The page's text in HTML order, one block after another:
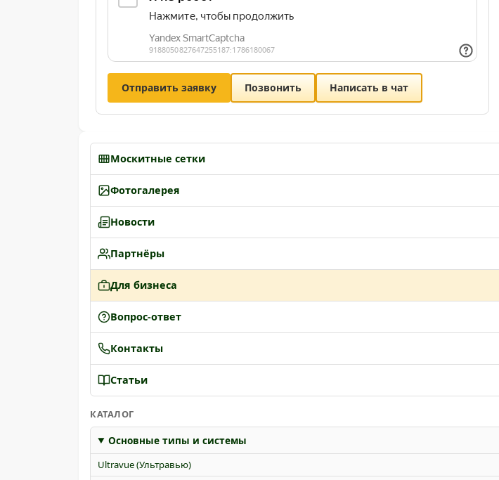
Отправить заявку Позвонить Написать в чат
Москитные сетки
Фотогалерея
Новости
Партнёры
Для бизнеса
Вопрос-ответ
Контакты
Статьи
КАТАЛОГ
Основные типы и системы
Ultravue (Ультравью)